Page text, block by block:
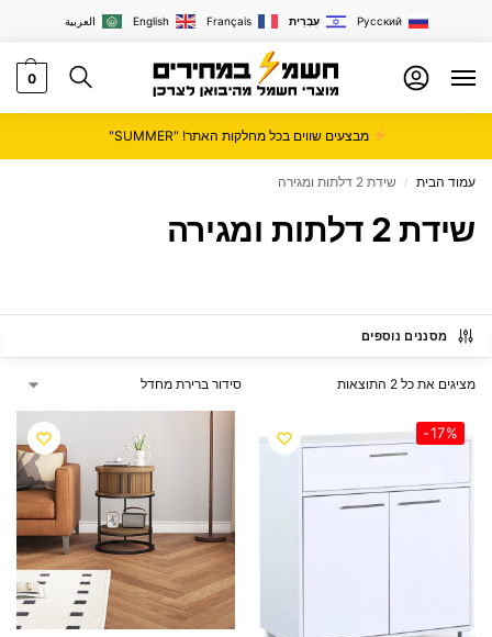
العربية English Français עִבְרִית Русский
0
מבצעים שווים בכל מחלקות האתר! "SUMMER"
עמוד הבית / שידת 2 דלתות ומגירה
שידת 2 דלתות ומגירה
מסננים נוספים
מציגים את כל ⁦2⁩ התוצאות
-17%